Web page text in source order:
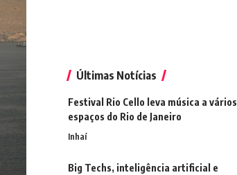
Últimas Notícias
Festival Rio Cello leva música a vários
espaços do Rio de Janeiro
Inhaí
Big Techs, inteligência artificial e